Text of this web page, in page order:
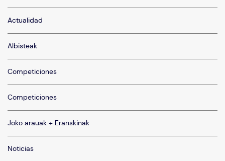
Actualidad
Albisteak
Competiciones
Competiciones
Joko arauak + Eranskinak
Noticias